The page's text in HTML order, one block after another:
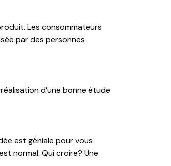
Les consommateurs
par des personnes
d’une bonne étude
est géniale pour vous
normal. Qui croire? Une